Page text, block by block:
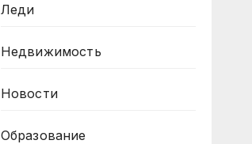
Леди
Недвижимость
Новости
Образование